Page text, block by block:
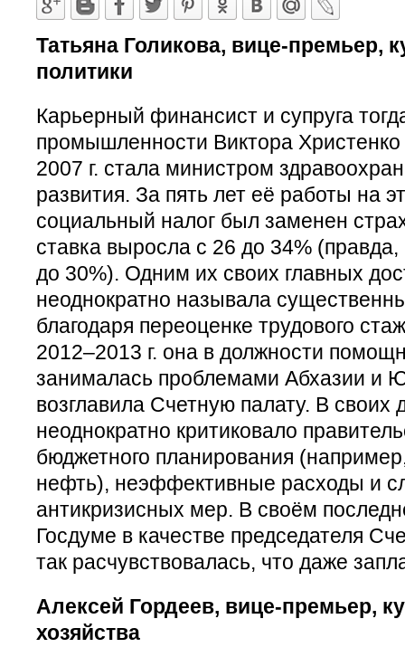
Татьяна Голикова, вице-премьер,
политики
Карьерный финансист и супруга
промышленности Виктора Христенко
2007 г. стала министром
развития. За пять лет её работы на
социальный налог был заменен
ставка выросла с 26 до 34%
до 30%). Одним их своих главных
неоднократно называла
благодаря переоценке трудового
2012–2013 г. она в должности
занималась проблемами Абхазии и
возглавила Счетную палату. В своих
неоднократно критиковало
бюджетного планирования
нефть), неэффективные расходы и
антикризисных мер. В своём
Госдуме в качестве председателя
так расчувствовалась, что даже
Алексей Гордеев, вице-премьер,
хозяйства